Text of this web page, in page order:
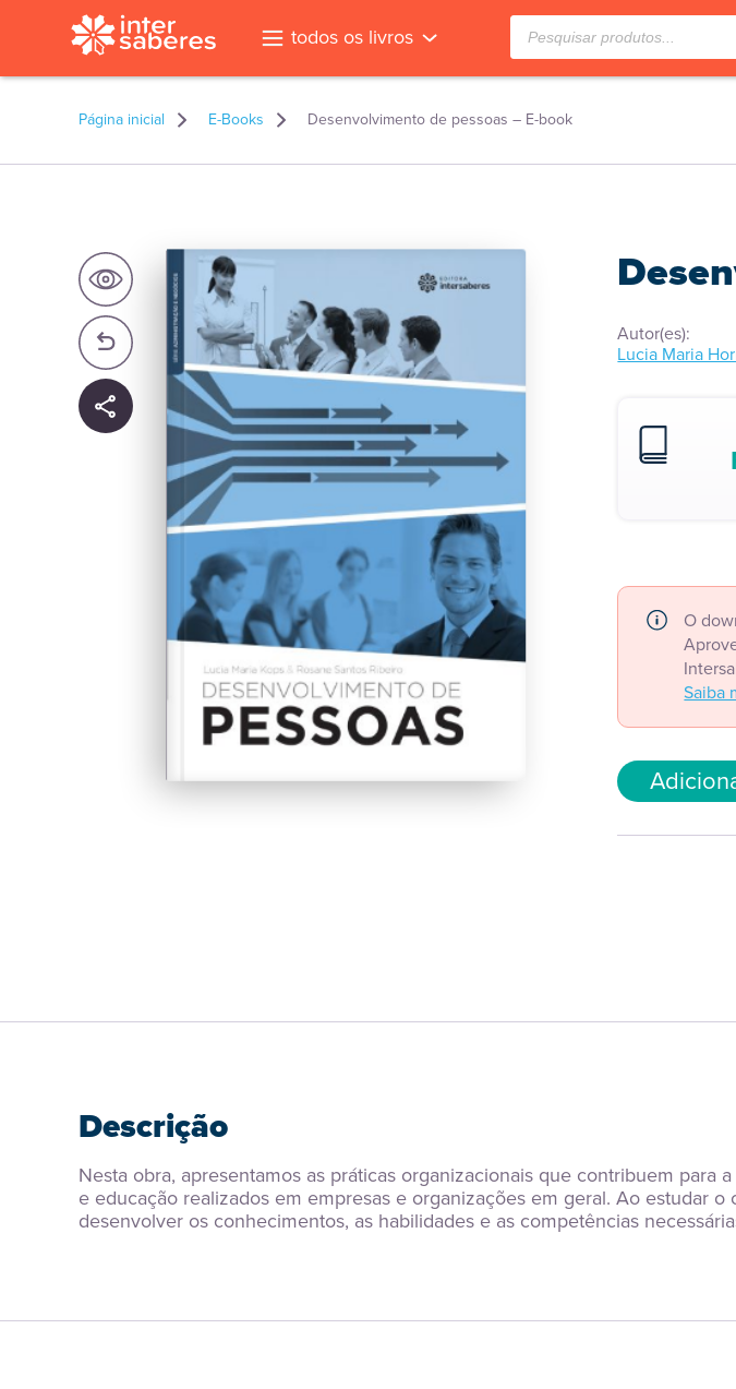
todos os livros Pesquisar
produtos
Página inicial E-Books Desenvolvimento de pessoas – E-book
Autor(es):
Lucia Maria
O
Saiba
Descrição
Nesta obra, apresentamos as práticas organizacionais que contribuem
e educação realizados em empresas e organizações em geral. Ao estudar
desenvolver os conhecimentos, as habilidades e as competências